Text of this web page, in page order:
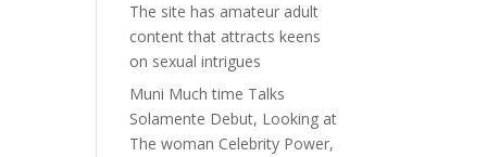
The site has amateur adult
content that attracts keens
on sexual intrigues
Muni Much time Talks
Solamente Debut, Looking at
The woman Celebrity Power,